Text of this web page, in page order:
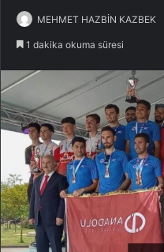
MEHMET HAZBİN KAZBEK
1 dakika okuma süresi